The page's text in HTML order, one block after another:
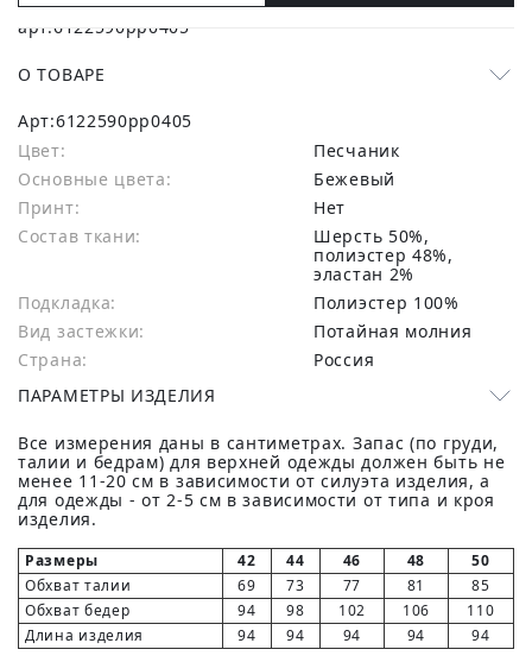
О ТОВАРЕ
Арт:6122590pp0405
Цвет:
Песчаник
Основные цвета:
бежевый
Принт:
Нет
Состав ткани:
шерсть 50%,
полиэстер 48%,
эластан 2%
Подкладка:
Полиэстер 100%
Вид застежки:
Потайная молния
Страна:
Россия
ПАРАМЕТРЫ ИЗДЕЛИЯ
Все измерения даны в сантиметрах. Запас (по груди,
талии и бедрам) для верхней одежды должен быть не
менее 11-20 см в зависимости от силуэта изделия, а
для одежды - от 2-5 см в зависимости от типа и кроя
изделия.
Размеры 42 44 46 48
50
Обхват талии
69 73 77 81
85
Обхват бедер
94 98 102 106
110
Длина изделия
94 94 94 94 94